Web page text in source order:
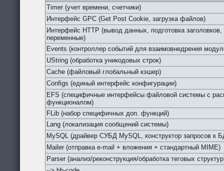
Timer (учет времени, счетчики)
Интерфейс GPC (Get Post Cookie, загрузка файлов)
Интерфейс HTTP (вывод данных, подготовка
переменные)
Events (контроллер событий для взаимовнедрения
UString (обработка уникодовых строк)
Cache (файловый глобальный кэшер)
Configs (единый интерфейс конфигурации)
EFS (специфичные интерфейсы файловой системы с
функционалом)
FLib (набор специфичных доп. функций)
Lang (локализация сообщений системы)
MySQL (драйвер СУБД MySQL, конструктор запросов к
Mailer (отправка e-mail + вложения + стандартный MIME)
Parser (анализ/реконструкция/обработка теговых